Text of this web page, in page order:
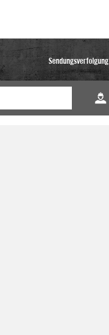
Sendungsverfolgung